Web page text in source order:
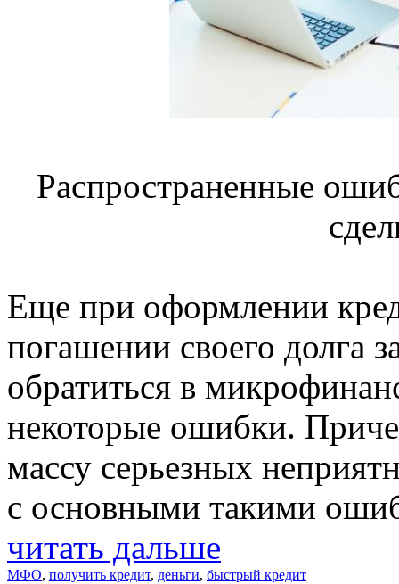
Распространенные
Еще при оформлении
погашении своего долга
обратиться в
некоторые ошибки.
массу серьезных
с основными такими
читать дальше
МФО, получить кредит, деньги, быстрый кредит